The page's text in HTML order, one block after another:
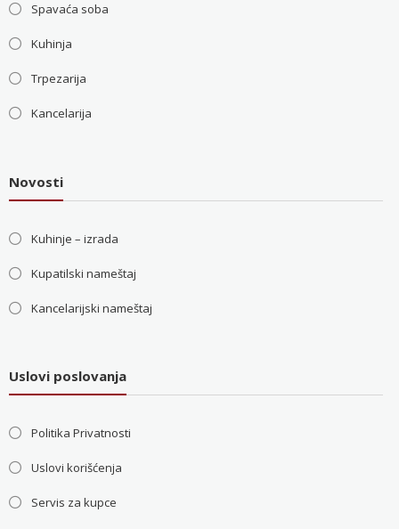
Spavaća soba
Kuhinja
Trpezarija
Kancelarija
Novosti
Kuhinje – izrada
Kupatilski nameštaj
Kancelarijski nameštaj
Uslovi poslovanja
Politika Privatnosti
Uslovi korišćenja
Servis za kupce